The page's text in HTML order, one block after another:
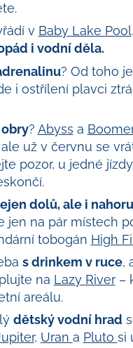
v Baby Lake Pool
i vodní děla.
? Od toho
i ostřílení plavci
? Abyss a
už v červnu se
pozor, u jedné
dolů, ale i nahoru
jen na pár místech
tobogán High
s drinkem v ruce,
na Lazy River–
areálu.
dětský vodní hrad
, Uran a Pluto si